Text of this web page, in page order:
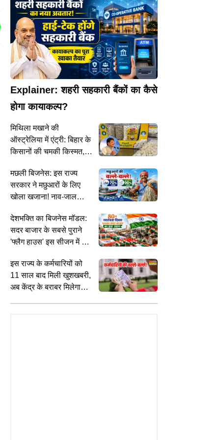
VIRAL
Explainer: शहरी सहकारी बैंकों का कैसे
होगा कायाकल्प?
मिथिला मखाने की
ऑस्ट्रेलिया में एंट्री: बिहार के
किसानों की चमकी किस्मत,
मछली बिजनेस: इस राज्य
सरकार ने मछुआरों के लिए
खोला खजाना! नाव-जाल
कैसे लें लाभ?
देशभक्ति का बिजनेस मॉडल:
सदर बाजार के सबसे पुराने
'फ्लैग हाउस' इस सीजन में अब
इस राज्य के कर्मचारियों को
11 साल बाद मिली खुशखबरी,
अब केंद्र के बराबर मिलेगा